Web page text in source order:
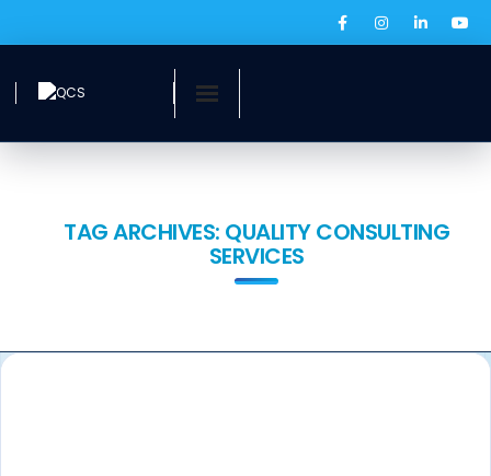
TAG ARCHIVES: QUALITY CONSULTING
SERVICES